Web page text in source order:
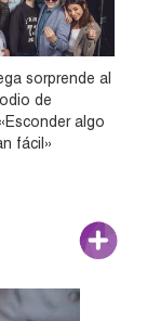
sorprende al
de
algo
fácil»